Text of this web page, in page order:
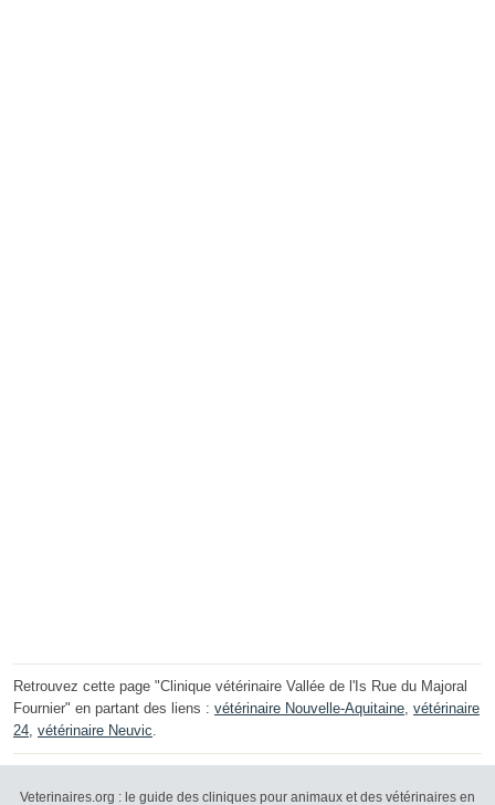
Retrouvez cette page "Clinique vétérinaire Vallée de l'Is Rue du Majoral
Fournier" en partant des liens : vétérinaire Nouvelle-Aquitaine vétérinaire
24 vétérinaire Neuvic
Veterinaires.org : le guide des cliniques pour animaux et des vétérinaires en